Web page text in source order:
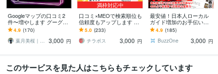
Googleマップの口コミ2
件〜増やします グーグル
マップの口コミ増加しま
す/保証有り
4.9 (170)
葉月美桜｜SNSデザイナー
3,000 円
満枠対応中
口コミ×MEOで検索順位も
信頼度もアップします リ
アルなクチコミで信頼と
来店数アップ！
5.0 (233)
チラポス
3,000 円
最安値！日本人ローカル
ガイド増加のお手伝いし
ます ⭐Google認定ローカ
ルガイドは評価が高く信
頼性を高めます
4.9 (185)
BuzzOne
3,000 円
このサービスを見た人はこちらもチェックしています